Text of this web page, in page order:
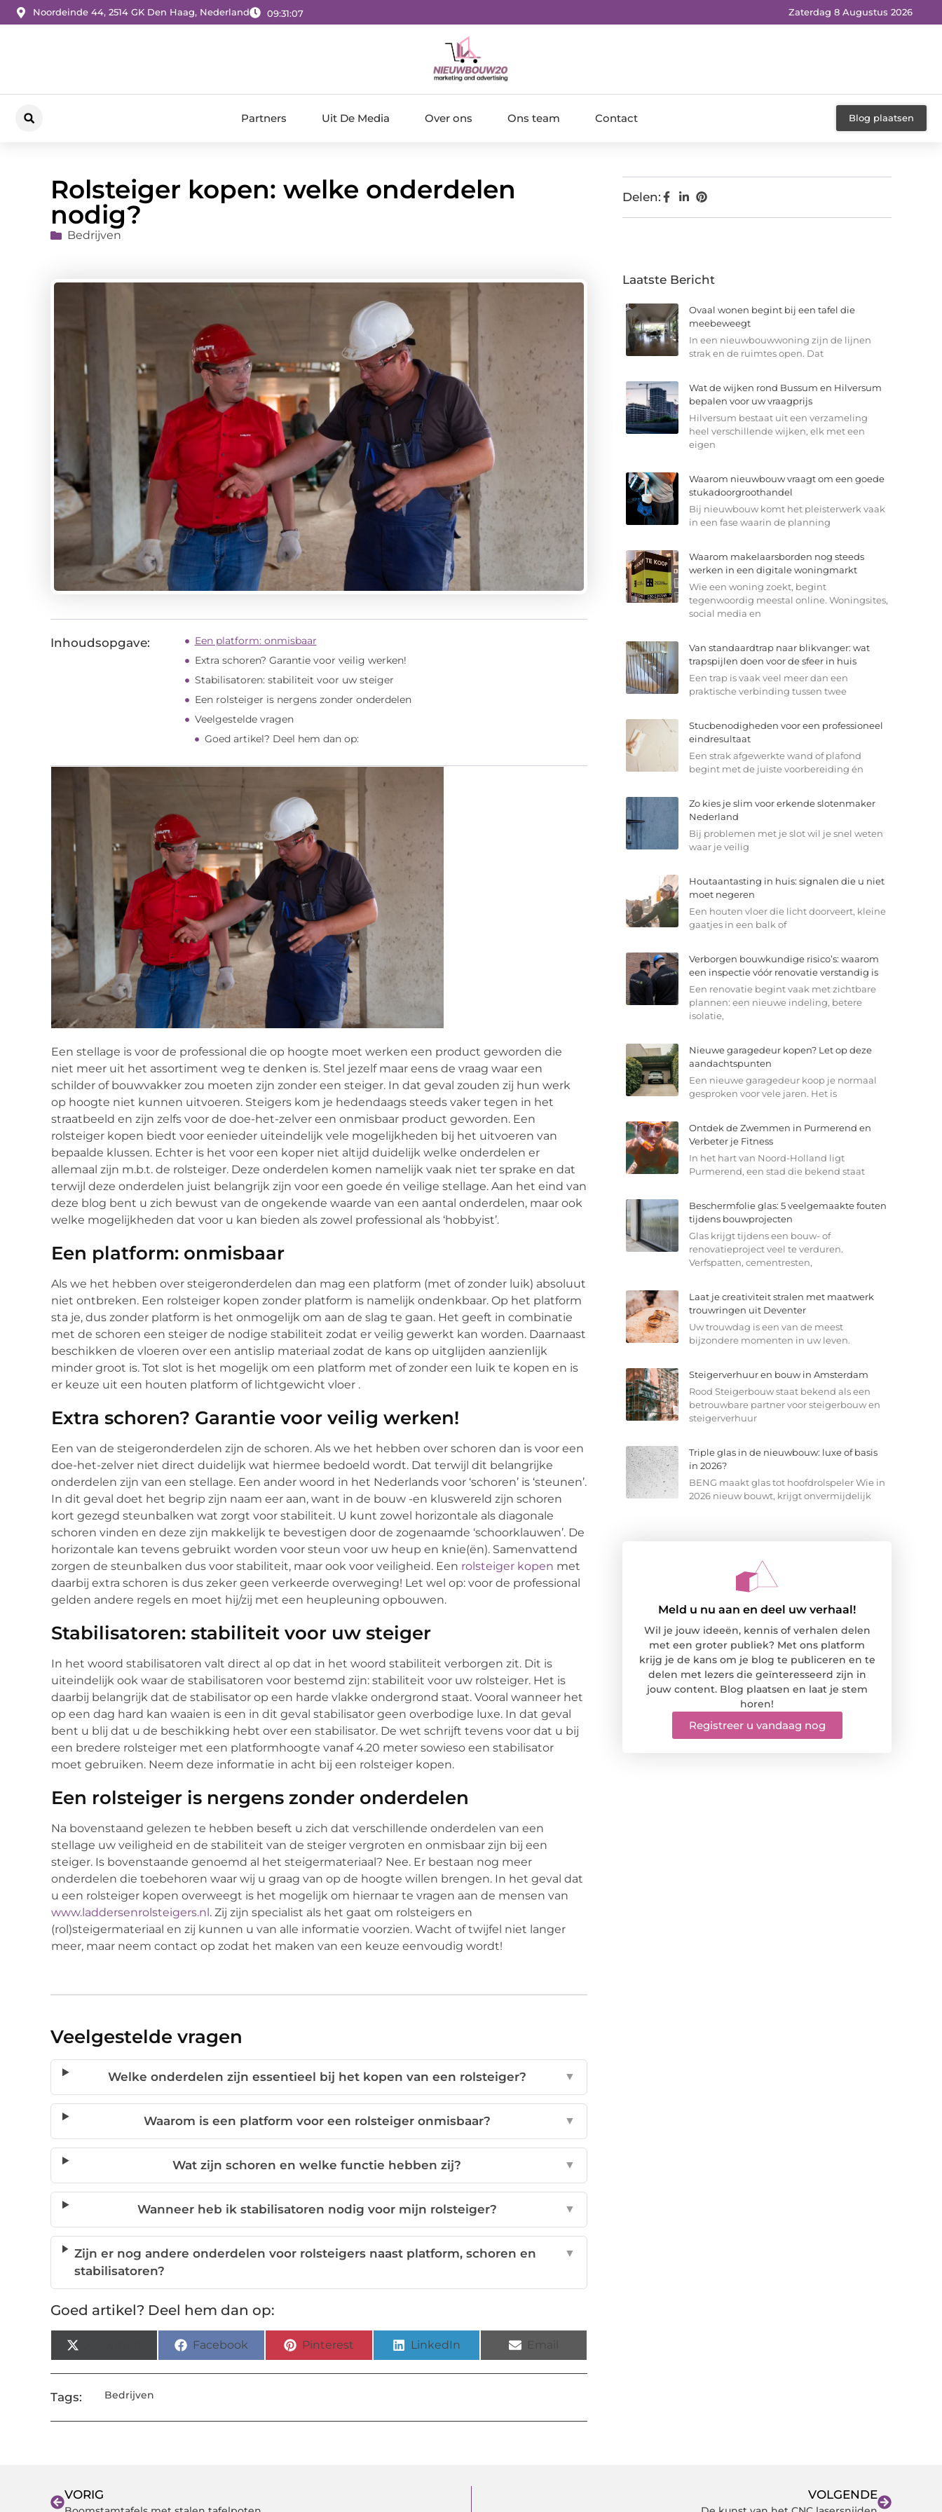
Noordeinde 44, 2514 GK Den Haag, Nederland 09:31:09 Zaterdag 8 Augustus 2026
Partners Uit De Media Over ons Ons team Contact Blog plaatsen
Rolsteiger kopen: welke onderdelen
nodig?
Bedrijven
Inhoudsopgave:
Een platform: onmisbaar
Extra schoren? Garantie voor veilig werken!
Stabilisatoren: stabiliteit voor uw steiger
Een rolsteiger is nergens zonder onderdelen
Veelgestelde vragen
Goed artikel? Deel hem dan op:
Een stellage is voor de professional die op hoogte moet werken een product geworden die
niet meer uit het assortiment weg te denken is. Stel jezelf maar eens de vraag waar een
schilder of bouwvakker zou moeten zijn zonder een steiger. In dat geval zouden zij hun werk
op hoogte niet kunnen uitvoeren. Steigers kom je hedendaags steeds vaker tegen in het
straatbeeld en zijn zelfs voor de doe-het-zelver een onmisbaar product geworden. Een
rolsteiger kopen biedt voor eenieder uiteindelijk vele mogelijkheden bij het uitvoeren van
bepaalde klussen. Echter is het voor een koper niet altijd duidelijk welke onderdelen er
allemaal zijn m.b.t. de rolsteiger. Deze onderdelen komen namelijk vaak niet ter sprake en dat
terwijl deze onderdelen juist belangrijk zijn voor een goede én veilige stellage. Aan het eind van
deze blog bent u zich bewust van de ongekende waarde van een aantal onderdelen, maar ook
welke mogelijkheden dat voor u kan bieden als zowel professional als ‘hobbyist’.
Een platform: onmisbaar
Als we het hebben over steigeronderdelen dan mag een platform (met of zonder luik) absoluut
niet ontbreken. Een rolsteiger kopen zonder platform is namelijk ondenkbaar. Op het platform
sta je, dus zonder platform is het onmogelijk om aan de slag te gaan. Het geeft in combinatie
met de schoren een steiger de nodige stabiliteit zodat er veilig gewerkt kan worden. Daarnaast
beschikken de vloeren over een antislip materiaal zodat de kans op uitglijden aanzienlijk
minder groot is. Tot slot is het mogelijk om een platform met of zonder een luik te kopen en is
er keuze uit een houten platform of lichtgewicht vloer .
Extra schoren? Garantie voor veilig werken!
Een van de steigeronderdelen zijn de schoren. Als we het hebben over schoren dan is voor een
doe-het-zelver niet direct duidelijk wat hiermee bedoeld wordt. Dat terwijl dit belangrijke
onderdelen zijn van een stellage. Een ander woord in het Nederlands voor ‘schoren’ is ‘steunen’.
In dit geval doet het begrip zijn naam eer aan, want in de bouw -en kluswereld zijn schoren
kort gezegd steunbalken wat zorgt voor stabiliteit. U kunt zowel horizontale als diagonale
schoren vinden en deze zijn makkelijk te bevestigen door de zogenaamde ‘schoorklauwen’. De
horizontale kan tevens gebruikt worden voor steun voor uw heup en knie(ën). Samenvattend
zorgen de steunbalken dus voor stabiliteit, maar ook voor veiligheid. Een rolsteiger kopen met
daarbij extra schoren is dus zeker geen verkeerde overweging! Let wel op: voor de professional
gelden andere regels en moet hij/zij met een heupleuning opbouwen.
Stabilisatoren: stabiliteit voor uw steiger
In het woord stabilisatoren valt direct al op dat in het woord stabiliteit verborgen zit. Dit is
uiteindelijk ook waar de stabilisatoren voor bestemd zijn: stabiliteit voor uw rolsteiger. Het is
daarbij belangrijk dat de stabilisator op een harde vlakke ondergrond staat. Vooral wanneer het
op een dag hard kan waaien is een in dit geval stabilisator geen overbodige luxe. In dat geval
bent u blij dat u de beschikking hebt over een stabilisator. De wet schrijft tevens voor dat u bij
een bredere rolsteiger met een platformhoogte vanaf 4.20 meter sowieso een stabilisator
moet gebruiken. Neem deze informatie in acht bij een rolsteiger kopen.
Een rolsteiger is nergens zonder onderdelen
Na bovenstaand gelezen te hebben beseft u zich dat verschillende onderdelen van een
stellage uw veiligheid en de stabiliteit van de steiger vergroten en onmisbaar zijn bij een
steiger. Is bovenstaande genoemd al het steigermateriaal? Nee. Er bestaan nog meer
onderdelen die toebehoren waar wij u graag van op de hoogte willen brengen. In het geval dat
u een rolsteiger kopen overweegt is het mogelijk om hiernaar te vragen aan de mensen van
www.laddersenrolsteigers.nl. Zij zijn specialist als het gaat om rolsteigers en
(rol)steigermateriaal en zij kunnen u van alle informatie voorzien. Wacht of twijfel niet langer
meer, maar neem contact op zodat het maken van een keuze eenvoudig wordt!
Veelgestelde vragen
Welke onderdelen zijn essentieel bij het kopen van een rolsteiger? ▼
Waarom is een platform voor een rolsteiger onmisbaar? ▼
Wat zijn schoren en welke functie hebben zij? ▼
Wanneer heb ik stabilisatoren nodig voor mijn rolsteiger? ▼
Zijn er nog andere onderdelen voor rolsteigers naast platform, schoren en
stabilisatoren?
▼
Goed artikel? Deel hem dan op:
Facebook Pinterest LinkedIn
Tags: Bedrijven
Delen:
Laatste Bericht
Ovaal wonen begint bij een tafel die
meebeweegt
In een nieuwbouwwoning zijn de lijnen
strak en de ruimtes open. Dat
Wat de wijken rond Bussum en Hilversum
bepalen voor uw vraagprijs
Hilversum bestaat uit een verzameling
heel verschillende wijken, elk met een
eigen
Waarom nieuwbouw vraagt om een goede
stukadoorgroothandel
Bij nieuwbouw komt het pleisterwerk vaak
in een fase waarin de planning
Waarom makelaarsborden nog steeds
werken in een digitale woningmarkt
Wie een woning zoekt, begint
tegenwoordig meestal online. Woningsites,
social media en
Van standaardtrap naar blikvanger: wat
trapspijlen doen voor de sfeer in huis
Een trap is vaak veel meer dan een
praktische verbinding tussen twee
Stucbenodigheden voor een professioneel
eindresultaat
Een strak afgewerkte wand of plafond
begint met de juiste voorbereiding én
Zo kies je slim voor erkende slotenmaker
Nederland
Bij problemen met je slot wil je snel weten
waar je veilig
Houtaantasting in huis: signalen die u niet
moet negeren
Een houten vloer die licht doorveert, kleine
gaatjes in een balk of
Verborgen bouwkundige risico’s: waarom
een inspectie vóór renovatie verstandig is
Een renovatie begint vaak met zichtbare
plannen: een nieuwe indeling, betere
isolatie,
Nieuwe garagedeur kopen? Let op deze
aandachtspunten
Een nieuwe garagedeur koop je normaal
gesproken voor vele jaren. Het is
Ontdek de Zwemmen in Purmerend en
Verbeter je Fitness
In het hart van Noord-Holland ligt
Purmerend, een stad die bekend staat
Beschermfolie glas: 5 veelgemaakte fouten
tijdens bouwprojecten
Glas krijgt tijdens een bouw- of
renovatieproject veel te verduren.
Verfspatten, cementresten,
Laat je creativiteit stralen met maatwerk
trouwringen uit Deventer
Uw trouwdag is een van de meest
bijzondere momenten in uw leven.
Steigerverhuur en bouw in Amsterdam
Rood Steigerbouw staat bekend als een
betrouwbare partner voor steigerbouw en
steigerverhuur
Triple glas in de nieuwbouw: luxe of basis
in 2026?
BENG maakt glas tot hoofdrolspeler Wie in
2026 nieuw bouwt, krijgt onvermijdelijk
Meld u nu aan en deel uw verhaal!
Wil je jouw ideeën, kennis of verhalen delen
met een groter publiek? Met ons platform
krijg je de kans om je blog te publiceren en te
delen met lezers die geïnteresseerd zijn in
jouw content. Blog plaatsen en laat je stem
horen!
Registreer u vandaag nog
VORIG VOLGENDE